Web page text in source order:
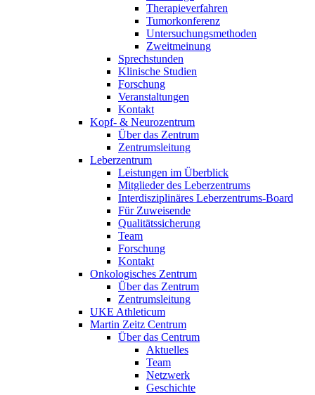
Therapieverfahren
Tumorkonferenz
Untersuchungsmethoden
Zweitmeinung
Sprechstunden
Klinische Studien
Forschung
Veranstaltungen
Kontakt
Kopf- & Neurozentrum
Über das Zentrum
Zentrumsleitung
Leberzentrum
Leistungen im Überblick
Mitglieder des Leberzentrums
Interdisziplinäres Leberzentrums-Board
Für Zuweisende
Qualitätssicherung
Team
Forschung
Kontakt
Onkologisches Zentrum
Über das Zentrum
Zentrumsleitung
UKE Athleticum
Martin Zeitz Centrum
Über das Centrum
Aktuelles
Team
Netzwerk
Geschichte